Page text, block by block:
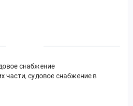
снабжение
части, судовое снабжение в